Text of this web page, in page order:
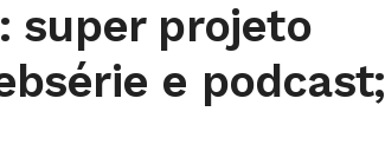
super projeto
e podcast;